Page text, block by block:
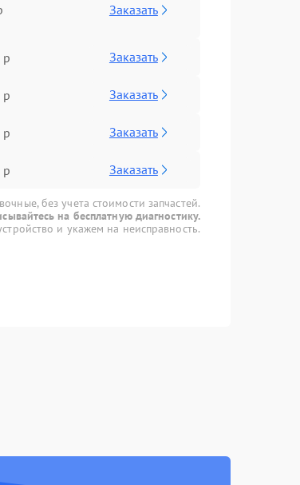
Заказать
Заказать
Заказать
Заказать
Заказать
без учета стоимости запчастей.
на бесплатную диагностику.
и укажем на неисправность.